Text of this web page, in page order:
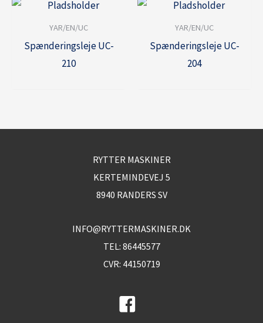
YAR/EN/UC
Spænderingsleje UC-
210
YAR/EN/UC
Spænderingsleje UC-
204
RYTTER MASKINER
KERTEMINDEVEJ 5
8940 RANDERS SV
INFO@RYTTERMASKINER.DK
TEL: 86445577
CVR: 44150719